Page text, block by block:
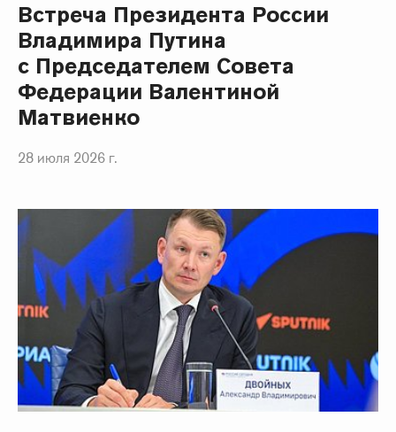
Встреча Президента России
Владимира Путина
с Председателем Совета
Федерации Валентиной
Матвиенко
28 июля 2026 г.